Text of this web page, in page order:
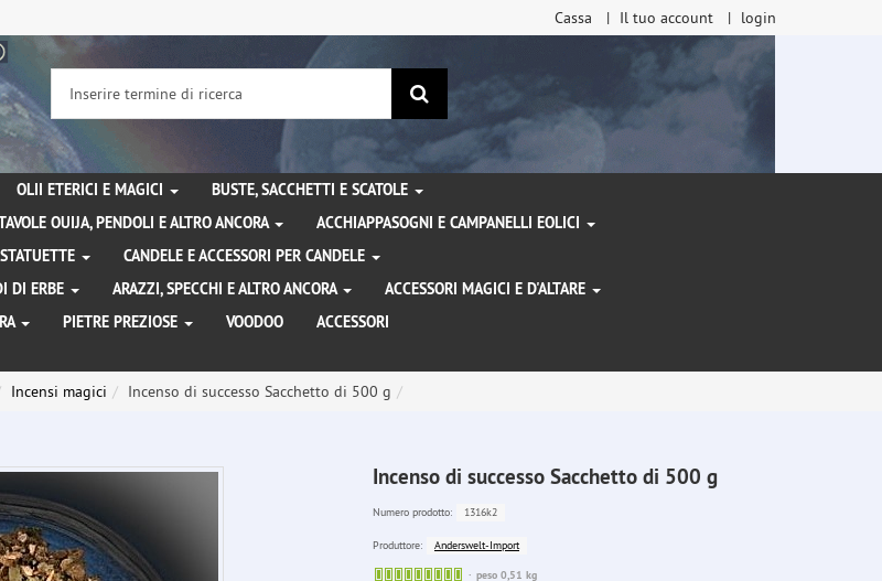
Cassa Il tuo account login
ricerca
OLII ETERICI E MAGICI
BUSTE, SACCHETTI E SCATOLE
OUIJA, PENDOLI E ALTRO ANCORA
ACCHIAPPASOGNI E CAMPANELLI EOLICI
STATUETTE
CANDELE E ACCESSORI PER CANDELE
DI ERBE ARAZZI, SPECCHI E ALTRO ANCORA
ACCESSORI MAGICI E D'ALTARE
PIETRE PREZIOSE VOODOO
ACCESSORI
Incensi magici Incenso di successo Sacchetto di 500 g
Incenso di successo Sacchetto di 500 g
Numero prodotto: 1316k2
Produttore:
Anderswelt-Import
Sofort
peso 0,51 kg